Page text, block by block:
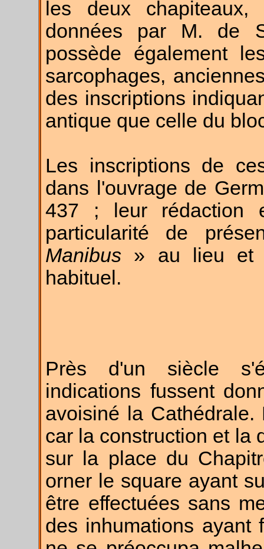
les deux chapiteaux,
données par M. de
possède également
sarcophages,
des inscriptions
antique que celle du
Les inscriptions de
dans l'ouvrage de
437 ; leur rédaction
particularité de
Manibus » au lieu
habituel.
Près d'un siècle
indications fussent
avoisiné la Cathédrale.
car la construction et la
sur la place du
orner le square ayant
être effectuées sans
des inhumations ayant